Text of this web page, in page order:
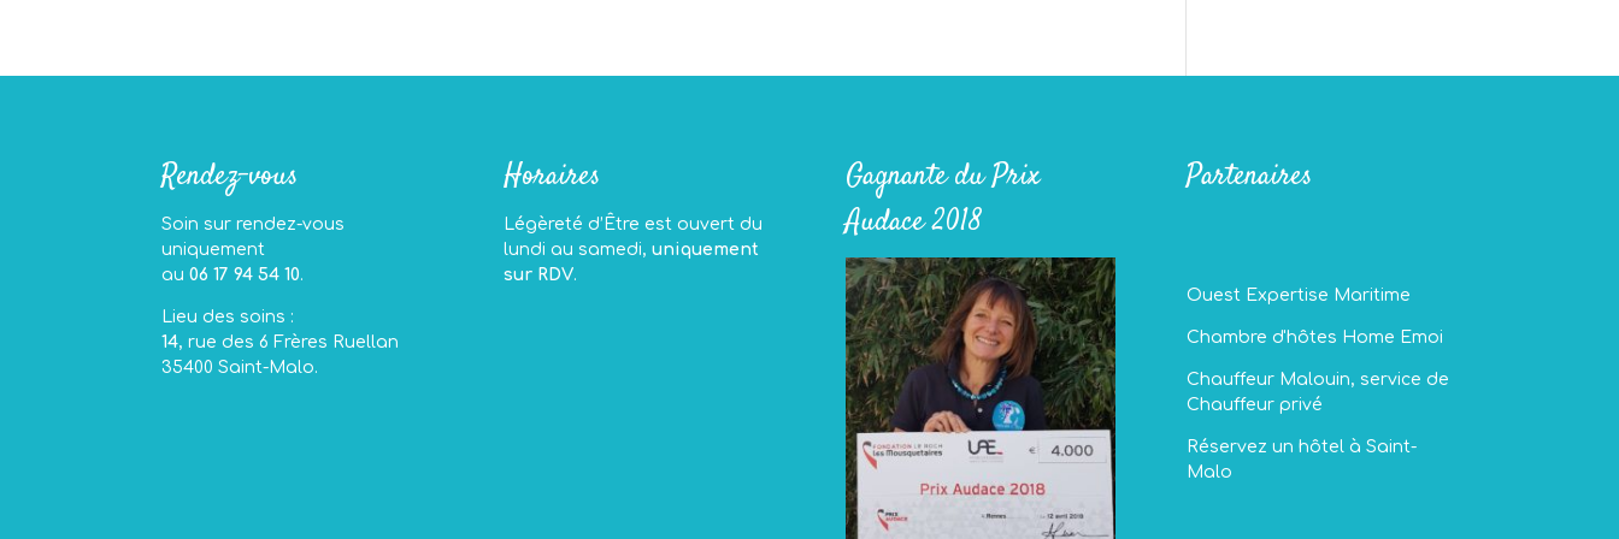
Rendez-vous
Soin sur rendez-vous
uniquement
au06 17 94 54 10.
Lieu des soins :
14, rue des 6 Frères Ruellan
35400 Saint-Malo.
Horaires
Légèreté d’Être est ouvert du
lundi au samedi, uniquement
sur RDV.
Gagnante du Prix
Audace 2018
Partenaires
Ouest Expertise Maritime
Chambre d'hôtes Home Emoi
Chauffeur Malouin, service de
Chauffeur privé
Réservez un hôtel à Saint-
Malo